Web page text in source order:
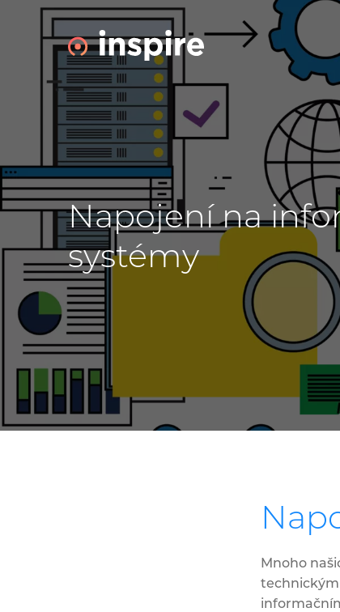
Napojení na
systémy
Mnoho
technickým